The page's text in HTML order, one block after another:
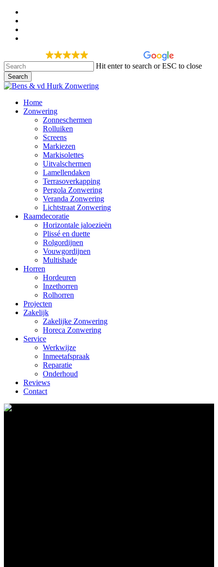
Skip
main
content
Hit enter to search or ESC to close
Search
Close
Menu
Home
Zonwering
Zonneschermen
Rolluiken
Screens
Markiezen
Markisolettes
Uitvalschermen
Lamellendaken
Terrasoverkapping
Pergola Zonwering
Veranda Zonwering
Lichtstraat Zonwering
Raamdecoratie
Horizontale jaloezieën
Plissé en duette
Rolgordijnen
Vouwgordijnen
Multishade
Horren
Hordeuren
Inzethorren
Rolhorren
Projecten
Zakelijk
Zakelijke Zonwering
Horeca Zonwering
Service
Werkwijze
Inmeetafspraak
Reparatie
Onderhoud
Reviews
Contact